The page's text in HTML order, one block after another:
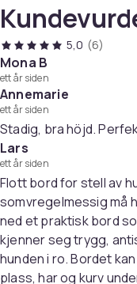
kjæledyrpleiere og
oppbevare. Det er
brukes til å
forhindrer de runde
Farger: svart og
Materialer:
Mål bord: 81 x 48,5
Mål løkkeramme:
Med 1
Med en kurv
Sammenleggbar
Montering
SKU:171067
5,0 (6)
Mona B
ett år siden
Annemarie
ett år siden
Stadig, bra höjd.
Lars
ett år siden
Flott bord for stell av
somvregelmessig må
ned et praktisk bord
kjenner seg trygg,
hunden i ro. Bordet
plass, har og kurv